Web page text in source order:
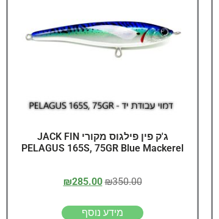
ג'ק פין פילגוס מקורי JACK FIN
PELAGUS 165S, 75GR Blue Mackerel
₪350.00
₪285.00
מידע נוסף